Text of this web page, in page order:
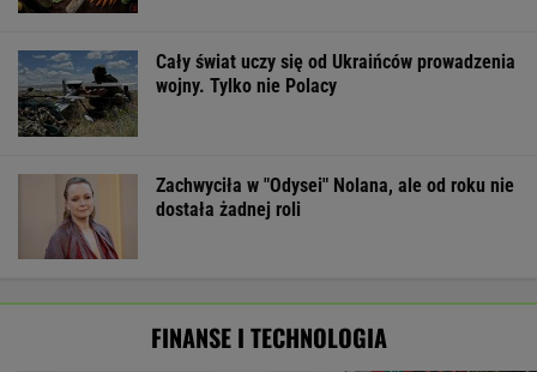
Cały świat uczy się od Ukraińców prowadzenia
wojny. Tylko nie Polacy
Zachwyciła w "Odysei" Nolana, ale od roku nie
dostała żadnej roli
FINANSE I TECHNOLOGIA